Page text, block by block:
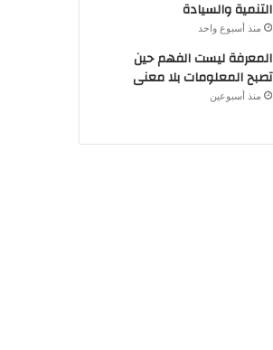
التنمية والسيادة
منذ أسبوع واحد
المعرفة ليست الفهم حين
تصبح المعلومات بلا معنى
منذ أسبوعين